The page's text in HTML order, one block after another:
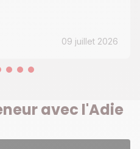
09 juillet 2026
avec l'Adie